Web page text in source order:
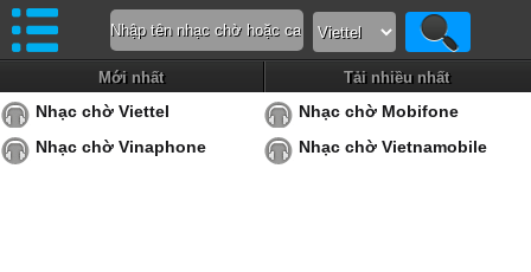
Mới nhất Tải nhiều nhất
Nhạc chờ Viettel
Nhạc chờ Mobifone
Nhạc chờ Vinaphone
Nhạc chờ Vietnamobile